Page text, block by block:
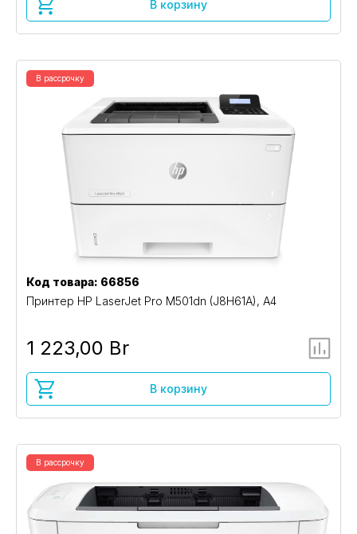
В корзину
В рассрочку
Код товара: 66856
Принтер HP LaserJet Pro M501dn (J8H61A), A4
1 223,00 Br
В корзину
В рассрочку